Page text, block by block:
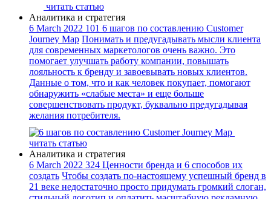
читать статью
Аналитика и стратегия
6 March 2022 101 6 шагов по составлению Customer
Journey Map Понимать и предугадывать мысли клиента
для современных маркетологов очень важно. Это
помогает улучшать работу компании, повышать
лояльность к бренду и завоевывать новых клиентов.
Данные о том, что и как человек покупает, помогают
обнаружить «слабые места» и еще больше
совершенствовать продукт, буквально предугадывая
желания потребителя.
читать статью
Аналитика и стратегия
6 March 2022 324 Ценности бренда и 6 способов их
создать Чтобы создать по-настоящему успешный бренд в
21 веке недостаточно просто придумать громкий слоган,